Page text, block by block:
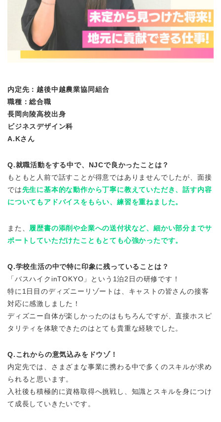
内定先：越後中越農業協同組合
職種：総合職
長岡向陵高校出身
ビジネスデザイン科
A.Kさん
Q.就職活動をする中で、NJCで良かったことは？
もともと人前で話すことが得意ではありませんでしたが、面接
では先生に基本的な動作から丁寧に教えていただき、話す内容
についてもアドバイスをもらい、練習を重ねました。
また、 履歴書の添削や企業への送付状など、細かい部分までサ
ポートしていただけたこともとても心強かったです。
Q.学校生活の中で特に印象に残っていることは？
「バスハイクinTOKYO」という1泊2日の研修です！
特に1日目のディズニーリゾートは、キャストの皆さんの接客
対応に感激しました！
ディズニー自体が楽しかったのはもちろんですが、直接ホスピ
タリティを体験できたのはとても貴重な経験でした。
Q.これからの意気込みをドウゾ！
内定先では、さまざまな事業に携わる中で多くのスキルが求め
られると思います。
入社後も積極的に資格取得へ挑戦し、知識とスキルを身につけ
て成長していきたいです。